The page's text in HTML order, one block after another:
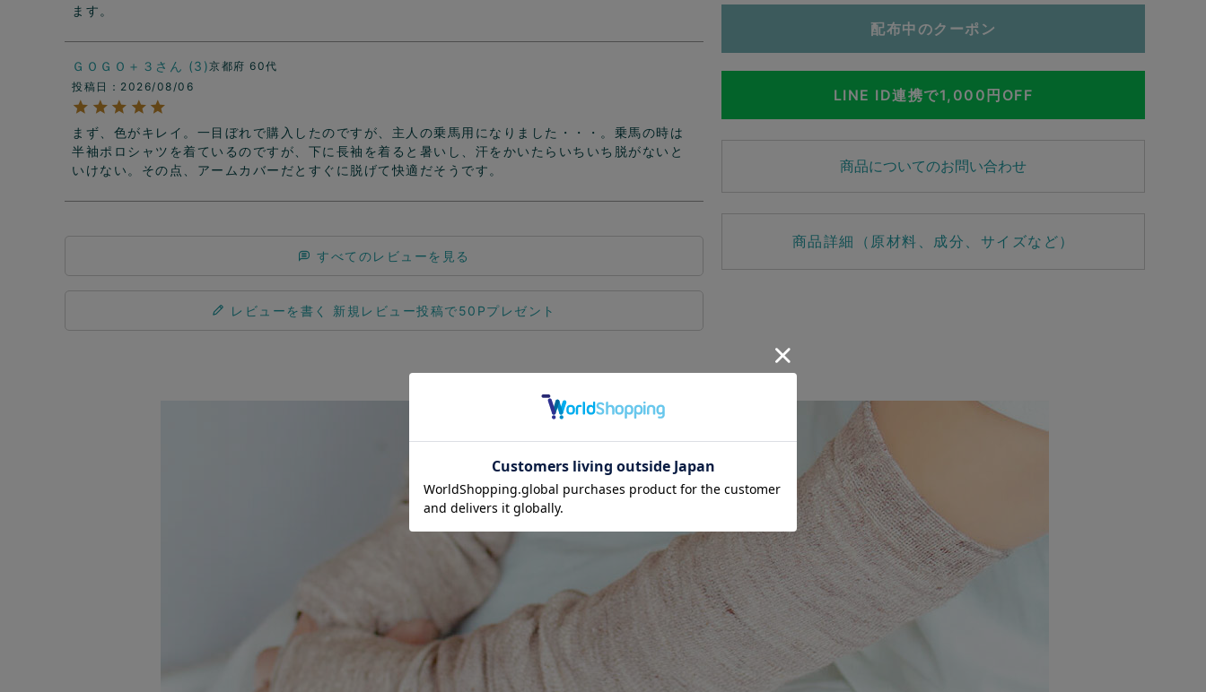
ＧＯＧＯ＋３ 3 京都府 60代
投稿日
2026/08/06
まず、色がキレイ。一目ぼれで購入したのですが、主人の乗馬用になりました・・・。乗馬の時は
半袖ポロシャツを着ているのですが、下に長袖を着ると暑いし、汗をかいたらいちいち脱がないと
いけない。その点、アームカバーだとすぐに脱げて快適だそうです。
すべてのレビューを見る
レビューを書く
配布中のクーポン
LINE ID連携で1,000円OFF
商品についてのお問い合わせ
商品詳細（原材料、成分、サイズなど）